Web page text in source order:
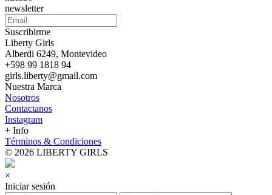
newsletter
Suscribirme
Liberty Girls
Alberdi 6249, Montevideo
+598 99 1818 94
girls.liberty@gmail.com
Nuestra Marca
Nosotros
Contactanos
Instagram
+ Info
Términos & Condiciones
© 2026 LIBERTY GIRLS
×
Iniciar sesión